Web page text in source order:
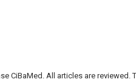
CiBaMed. All articles are reviewed.